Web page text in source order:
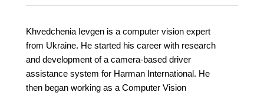
Khvedchenia Ievgen is a computer vision expert
from Ukraine. He started his career with research
and development of a camera-based driver
assistance system for Harman International. He
then began working as a Computer Vision